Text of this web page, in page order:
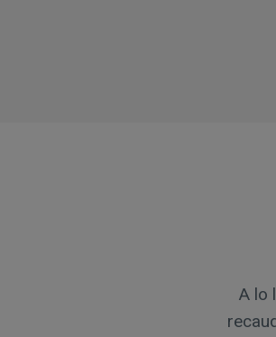
A lo